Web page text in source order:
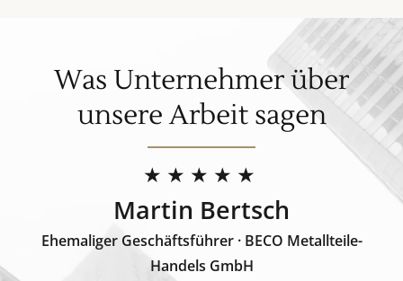
Was Unternehmer über
unsere Arbeit sagen
★★★★★
Martin Bertsch
Ehemaliger Geschäftsführer · BECO Metallteile-
Handels GmbH